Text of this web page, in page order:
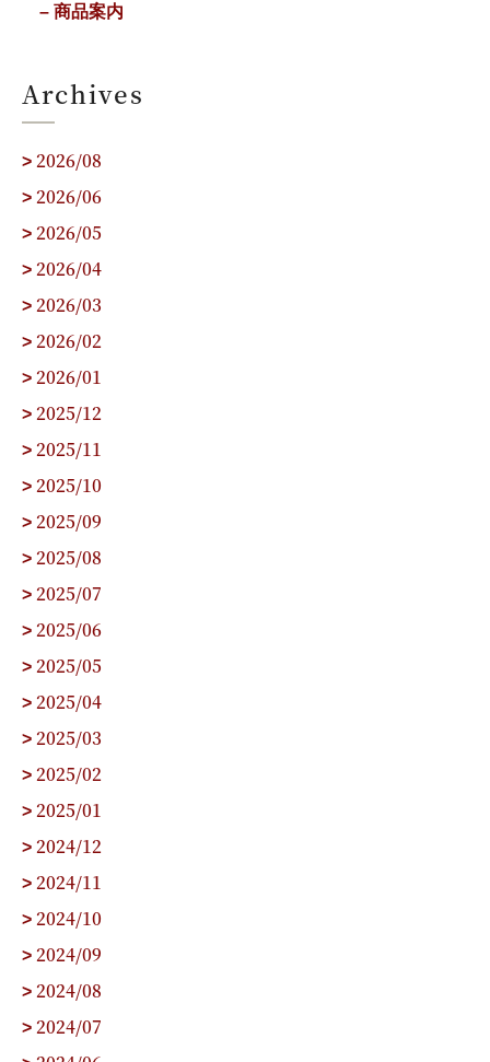
– 商品案内
Archives
> 2026/08
> 2026/06
> 2026/05
> 2026/04
> 2026/03
> 2026/02
> 2026/01
> 2025/12
> 2025/11
> 2025/10
> 2025/09
> 2025/08
> 2025/07
> 2025/06
> 2025/05
> 2025/04
> 2025/03
> 2025/02
> 2025/01
> 2024/12
> 2024/11
> 2024/10
> 2024/09
> 2024/08
> 2024/07